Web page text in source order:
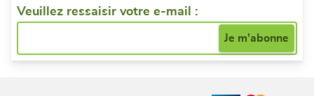
Veuillez ressaisir votre e-mail :